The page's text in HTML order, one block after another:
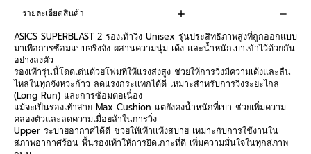
รายละเอียดสินค้า
ASICS SUPERBLAST 2 รองเท้าวิ่ง Unisex รุ่นประสิทธิภาพสูงที่ถูกออกแบบ
มาเพื่อการซ้อมแบบจริงจัง ผสานความนุ่ม เด้ง และน้ำหนักเบาเข้าไว้ด้วยกัน
อย่างลงตัว
รองเท้ารุ่นนี้โดดเด่นด้วยโฟมที่ให้แรงส่งสูง ช่วยให้การวิ่งมีความเด้งและลื่น
ไหลในทุกจังหวะก้าว ลดแรงกระแทกได้ดี เหมาะสำหรับการวิ่งระยะไกล
(Long Run) และการซ้อมต่อเนื่อง
แม้จะเป็นรองเท้าสาย Max Cushion แต่ยังคงน้ำหนักที่เบา ช่วยเพิ่มความ
คล่องตัวและลดความเมื่อยล้าในการวิ่ง
Upper ระบายอากาศได้ดี ช่วยให้เท้าแห้งสบาย เหมาะกับการใช้งานใน
สภาพอากาศร้อน พื้นรองเท้าให้การยึดเกาะที่ดี เพิ่มความมั่นใจในทุกสภาพ